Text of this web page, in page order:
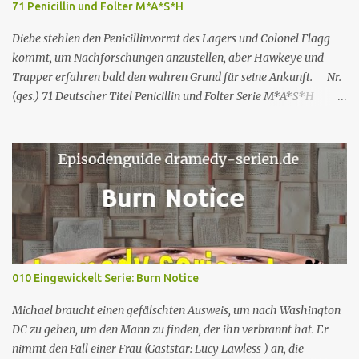
Rachel einen Zeitschriftenartikel geschrieben hat, in dem sie sie
erwähnt, kritisiert Nicole Rachels Arbeit,...
71 Penicillin und Folter M*A*S*H
Diebe stehlen den Penicillinvorrat des Lagers und Colonel Flagg
kommt, um Nachforschungen anzustellen, aber Hawkeye und
Trapper erfahren bald den wahren Grund für seine Ankunft. Nr.
(ges.) 71 Deutscher Titel Penicillin und Folter Serie M*A*S*H
Erstaus­strahlung USA 11. Mär. 1975 Deutsch­sprachige EA 19. Apr.
1991 Rolle Schauspieler Synchron sprecher DVD-Nach synchro
VHS M*A*S*H – Teil 2 Captain Benjamin Franklin „Hawkeye“
Pierce Alan Alda Thomas Wolff Reinhard Scheunemann Hans-
Werner Bussinger Captain „Trapper“ John McIntyre Wayne Rogers
Gerald Paradies – Lieutenant Colonel Henry Blake McLean
Stevenson Lothar Mann – Captain B.J. Hunnicutt Mike Farrell Jörg
Hengstler Norbert Langer Colonel Sherman Potter Harry Morgan
Hans Nitschke Erich Räuker Heinz Giese Major Frank
„Frettchengesicht“ Burns Larry Linville Uwe Paulsen (...
010 Eingewickelt Serie: Burn Notice
Michael braucht einen gefälschten Ausweis, um nach Washington
DC zu gehen, um den Mann zu finden, der ihn verbrannt hat. Er
nimmt den Fall einer Frau (Gaststar: Lucy Lawless ) an, die